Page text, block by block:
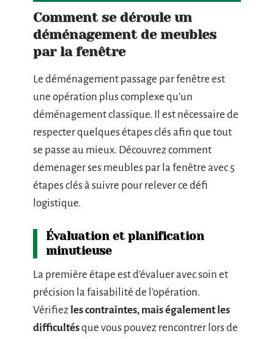
Comment se déroule un
déménagement de meubles
par la fenêtre
Le déménagement passage par fenêtre est
une opération plus complexe qu’un
déménagement classique. Il est nécessaire de
respecter quelques étapes clés afin que tout
se passe au mieux. Découvrez comment
demenager ses meubles par la fenêtre avec 5
étapes clés à suivre pour relever ce défi
logistique.
Évaluation et planification
minutieuse
La première étape est d’évaluer avec soin et
précision la faisabilité de l’opération.
Vérifiez les contraintes, mais également les
difficultésque vous pouvez rencontrer lors de